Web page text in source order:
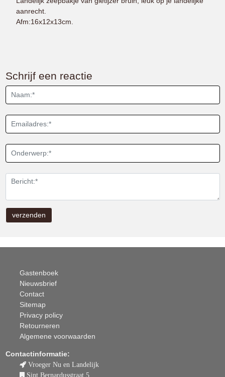
aanrecht.
Afm:16x12x13cm.
Schrijf een reactie
Gastenboek
Nieuwsbrief
Contact
Sitemap
Privacy policy
Retourneren
Algemene voorwaarden
Contactinformatie:
Vroeger Nu en Landelijk
Sint Bernardusstraat 5